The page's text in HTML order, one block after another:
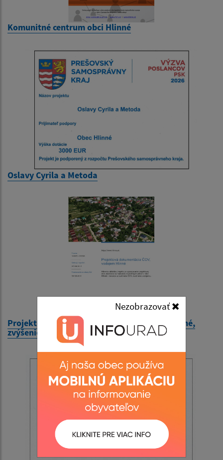
Nezobrazovať
Komunitné centrum obci Hlinné
Oslavy Cyrila a Metoda
Projektová dokumentácia ČOV, vodojem Hlinné,
zvýšenie kapacity